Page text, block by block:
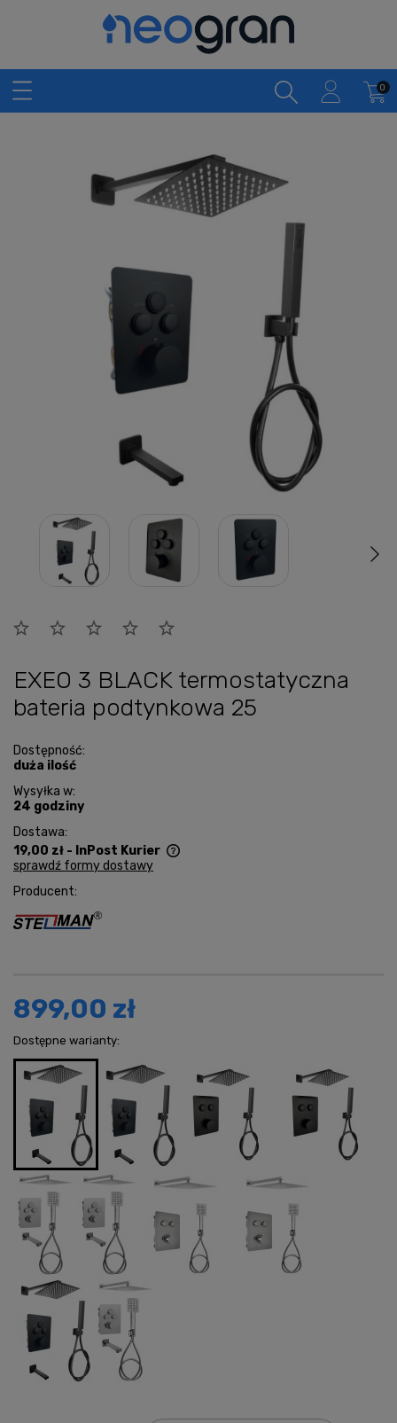
EXEO 3 BLACK termostatyczna
bateria podtynkowa 25
Dostępność:
duża ilość
Wysyłka w:
24 godziny
Dostawa:
19,00 zł - InPost Kurier
Cena nie zawiera ewentualnych kosztów płatności
sprawdź formy dostawy
Producent:
899,00 zł
Dostępne warianty: